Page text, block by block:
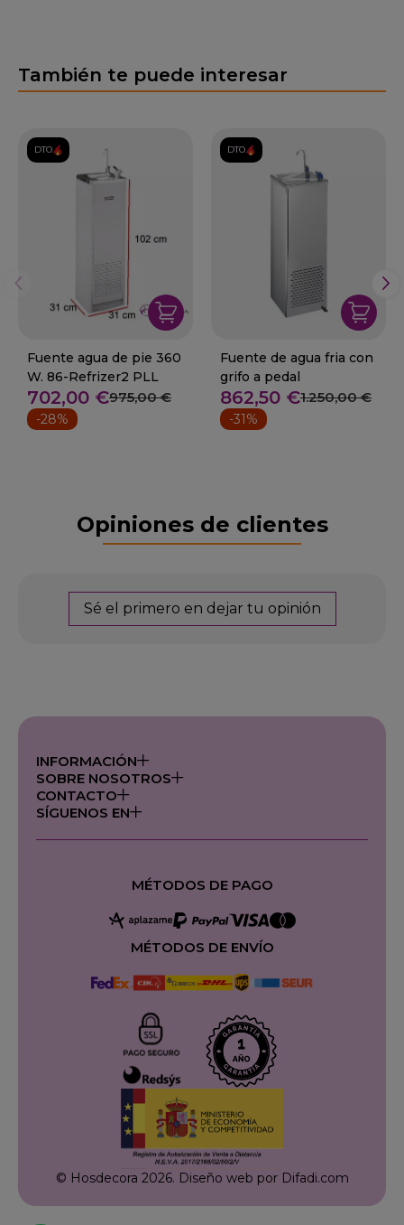
También te puede interesar
DTO.
Fuente agua de pie 360
W. 86-Refrizer2 PLL
702,00 €975,00 €
-28%
DTO.
Fuente de agua fria con
grifo a pedal
862,50 €1.250,00 €
-31%
Opiniones de clientes
Sé el primero en dejar tu opinión
INFORMACIÓN
SOBRE NOSOTROS
CONTACTO
SÍGUENOS EN
MÉTODOS DE PAGO
MÉTODOS DE ENVÍO
© Hosdecora 2026. Diseño web por Difadi.com